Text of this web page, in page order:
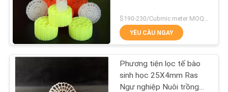
KIỂM
SOÁT
CHẤT
Phương tiện lọc
MBBR
YÊU CẦU NGAY
Phương tiện lọc tế bào
sinh học 25X4mm Ras
Ngư nghiệp Nuôi trồng